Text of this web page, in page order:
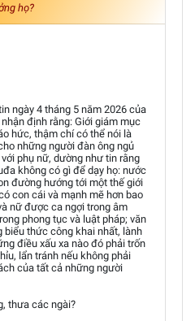
họ?
ngày 4 tháng 5 năm 2026 của
định rằng: Giới giám mục
hức, thậm chí có thể nói là
những người đàn ông ngủ
phụ nữ, dường như tin rằng
không có gì để dạy họ: nước
đường hướng tới một thế giới
con cái và mạnh mẽ hơn bao
nữ được ca ngợi trong âm
phong tục và luật pháp; văn
biểu thức công khai nhất, lành
điều xấu xa nào đó phải trốn
lẩn tránh nếu không phải
của tất cả những người
thưa các ngài?